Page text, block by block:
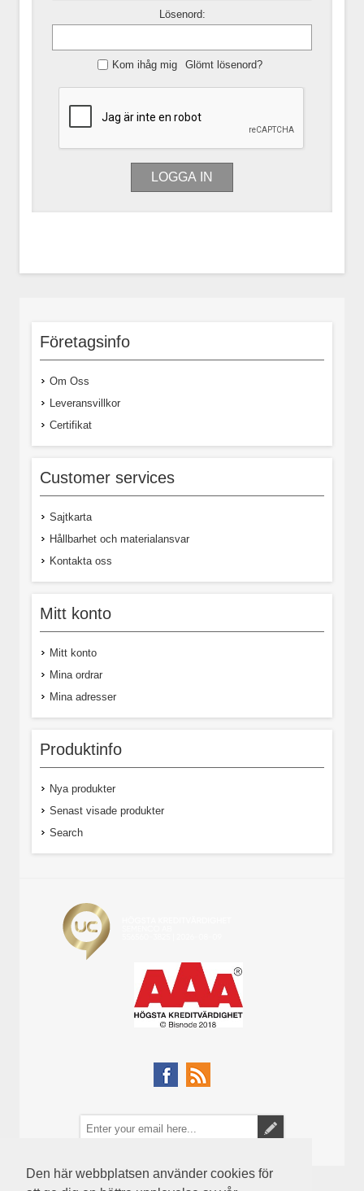
Den här webbplatsen använder cookies för
Lösenord:
Kom ihåg mig Glömt lösenord?
Företagsinfo
Om Oss
Leveransvillkor
Certifikat
Customer services
Sajtkarta
Hållbarhet och materialansvar
Kontakta oss
Mitt konto
Mitt konto
Mina ordrar
Mina adresser
Produktinfo
Nya produkter
Senast visade produkter
Search